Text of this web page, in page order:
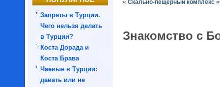
Запреты в Турции.
Чего нельзя делать
в Турции?
Коста Дорада и
Коста Брава
Чаевые в Турции:
давать или не
« Скально-пещерный комплекс
Знакомство с